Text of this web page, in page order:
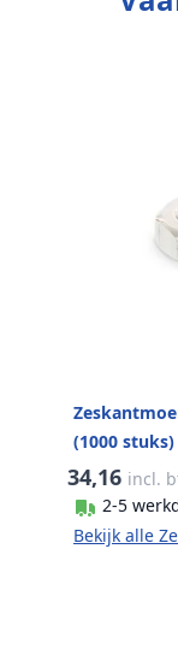
(1000 stuks)
34,16 incl.
2-5
Bekijk alle